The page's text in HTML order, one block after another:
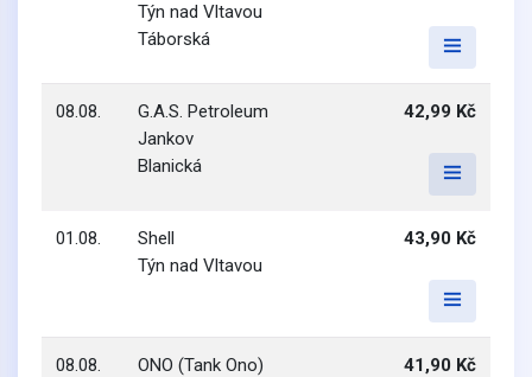
Týn nad Vltavou
Táborská
08.08.
G.A.S. Petroleum
Jankov
Blanická
42,99 Kč
01.08.
Shell
Týn nad Vltavou
43,90 Kč
08.08.
ONO (Tank Ono)
41,90 Kč